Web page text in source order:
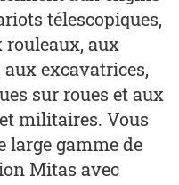
télescopiques,
rouleaux, aux
aux excavatrices,
sur roues et aux
militaires. Vous
large gamme de
Mitas avec